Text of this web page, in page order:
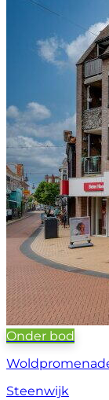
Onder bod
Steenwijk